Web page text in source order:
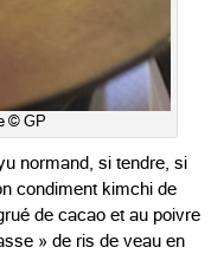
© GP
normand, si tendre, si
condiment kimchi de
de cacao et au poivre
» de ris de veau en